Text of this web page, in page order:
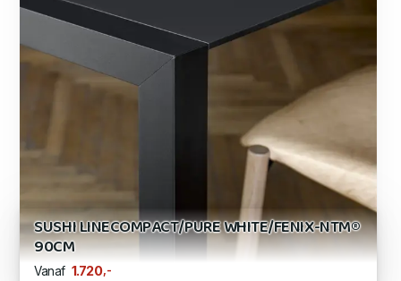
SUSHI LINECOMPACT/PURE WHITE/FENIX-NTM®
90CM
Vanaf 1.720 ,-